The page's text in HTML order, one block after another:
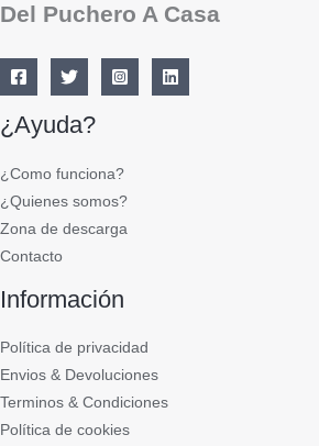
Del Puchero A Casa
¿Ayuda?
¿Como funciona?
¿Quienes somos?
Zona de descarga
Contacto
Información
Política de privacidad
Envios & Devoluciones
Terminos & Condiciones
Política de cookies